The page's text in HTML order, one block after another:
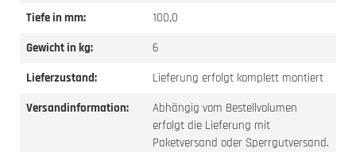
Tiefe in mm:
100,0
Gewicht in kg:
6
Lieferzustand:
Lieferung erfolgt komplett montiert
Versandinformation:
Abhängig vom Bestellvolumen
erfolgt die Lieferung mit
Paketversand oder Sperrgutversand.